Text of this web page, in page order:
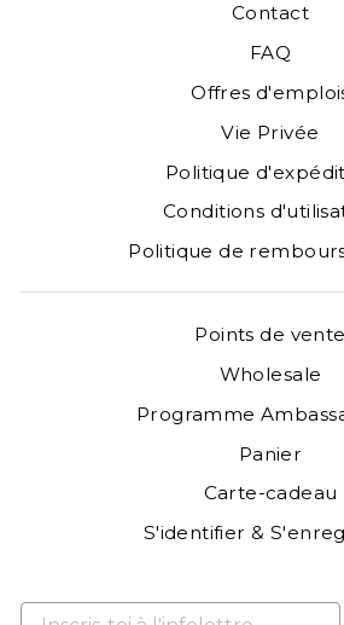
Contact
FAQ
Offres
Vie Privée
Politique
Conditions
Politique de
Points de vente
Wholesale
Programme
Panier
Carte-cadeau
S'identifier &